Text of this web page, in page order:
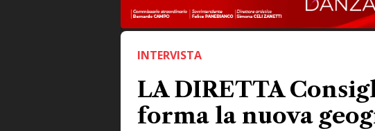
INTERVISTA
LA DIRETTA
forma la nuova